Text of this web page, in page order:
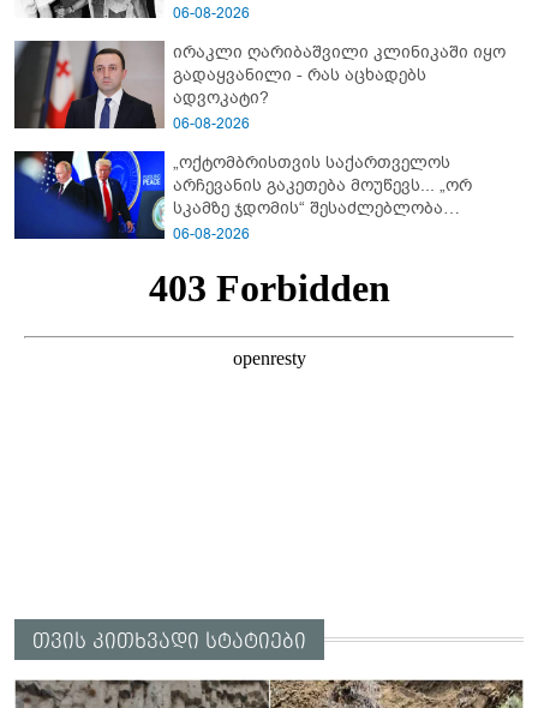
06-08-2026
ირაკლი ღარიბაშვილი კლინიკაში იყო
გადაყვანილი - რას აცხადებს
ადვოკატი?
06-08-2026
„ოქტომბრისთვის საქართველოს
არჩევანის გაკეთება მოუწევს... „ორ
სკამზე ჯდომის“ შესაძლებლობა
შეიძლება დასრულდეს“ - მირიან
06-08-2026
თვის კითხვადი სტატიები